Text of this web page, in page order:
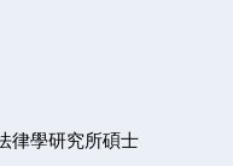
律學研究所碩士